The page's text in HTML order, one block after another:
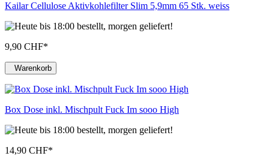
Kailar Cellulose Aktivkohlefilter Slim 5,9mm 65 Stk. weiss
9,90 CHF*
Warenkorb
Box Dose inkl. Mischpult Fuck Im sooo High
14,90 CHF*